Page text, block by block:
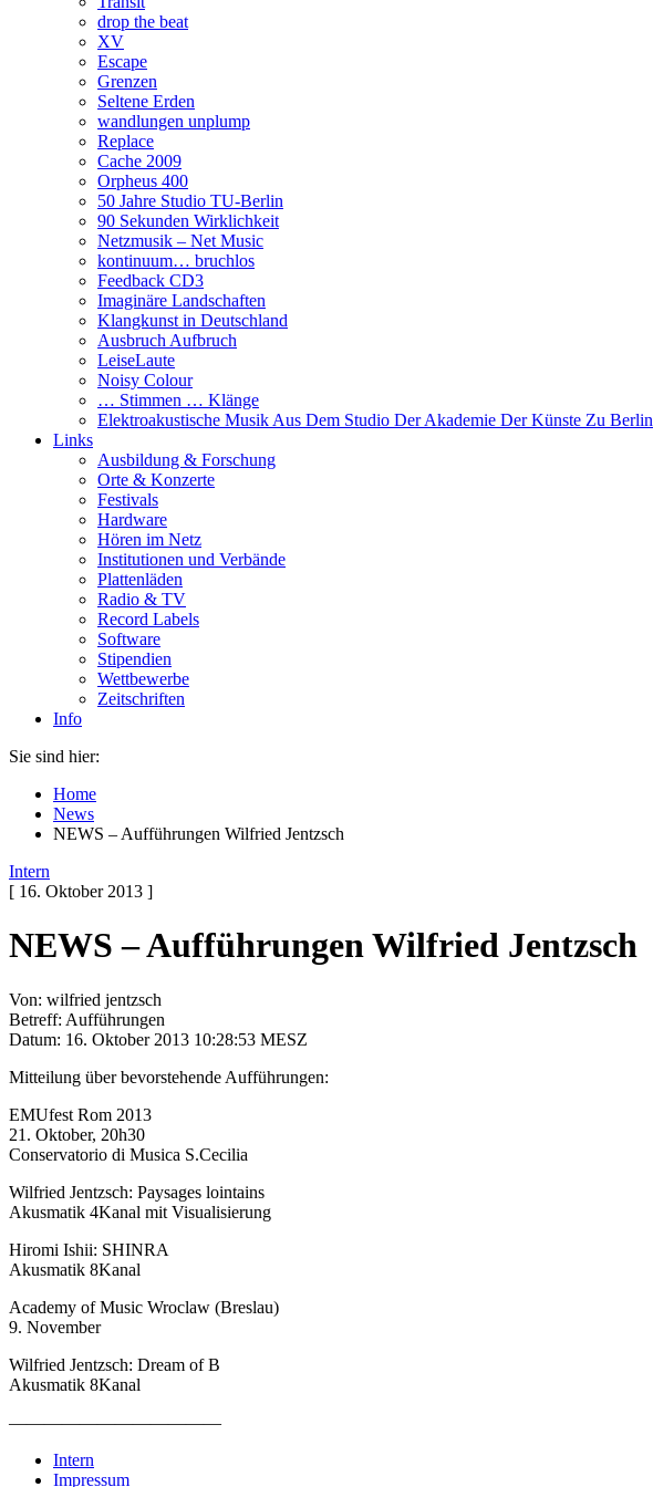
drop the beat
XV
Escape
Grenzen
Seltene Erden
wandlungen unplump
Replace
Cache 2009
Orpheus 400
50 Jahre Studio TU-Berlin
90 Sekunden Wirklichkeit
Netzmusik – Net Music
kontinuum… bruchlos
Feedback CD3
Imaginäre Landschaften
Klangkunst in Deutschland
Ausbruch Aufbruch
LeiseLaute
Noisy Colour
… Stimmen … Klänge
Elektroakustische Musik Aus Dem Studio Der Akademie Der Künste Zu Berlin
Links
Ausbildung & Forschung
Orte & Konzerte
Festivals
Hardware
Hören im Netz
Institutionen und Verbände
Plattenläden
Radio & TV
Record Labels
Software
Stipendien
Wettbewerbe
Zeitschriften
Info
Sie sind hier:
Home
News
NEWS – Aufführungen Wilfried Jentzsch
Intern
[ 16. Oktober 2013 ]
NEWS – Aufführungen Wilfried Jentzsch
Von: wilfried jentzsch
Betreff: Aufführungen
Datum: 16. Oktober 2013 10:28:53 MESZ
Mitteilung über bevorstehende Aufführungen:
EMUfest Rom 2013
21. Oktober, 20h30
Conservatorio di Musica S.Cecilia
Wilfried Jentzsch: Paysages lointains
Akusmatik 4Kanal mit Visualisierung
Hiromi Ishii: SHINRA
Akusmatik 8Kanal
Academy of Music Wroclaw (Breslau)
9. November
Wilfried Jentzsch: Dream of B
Akusmatik 8Kanal
————————————
Intern
Impressum